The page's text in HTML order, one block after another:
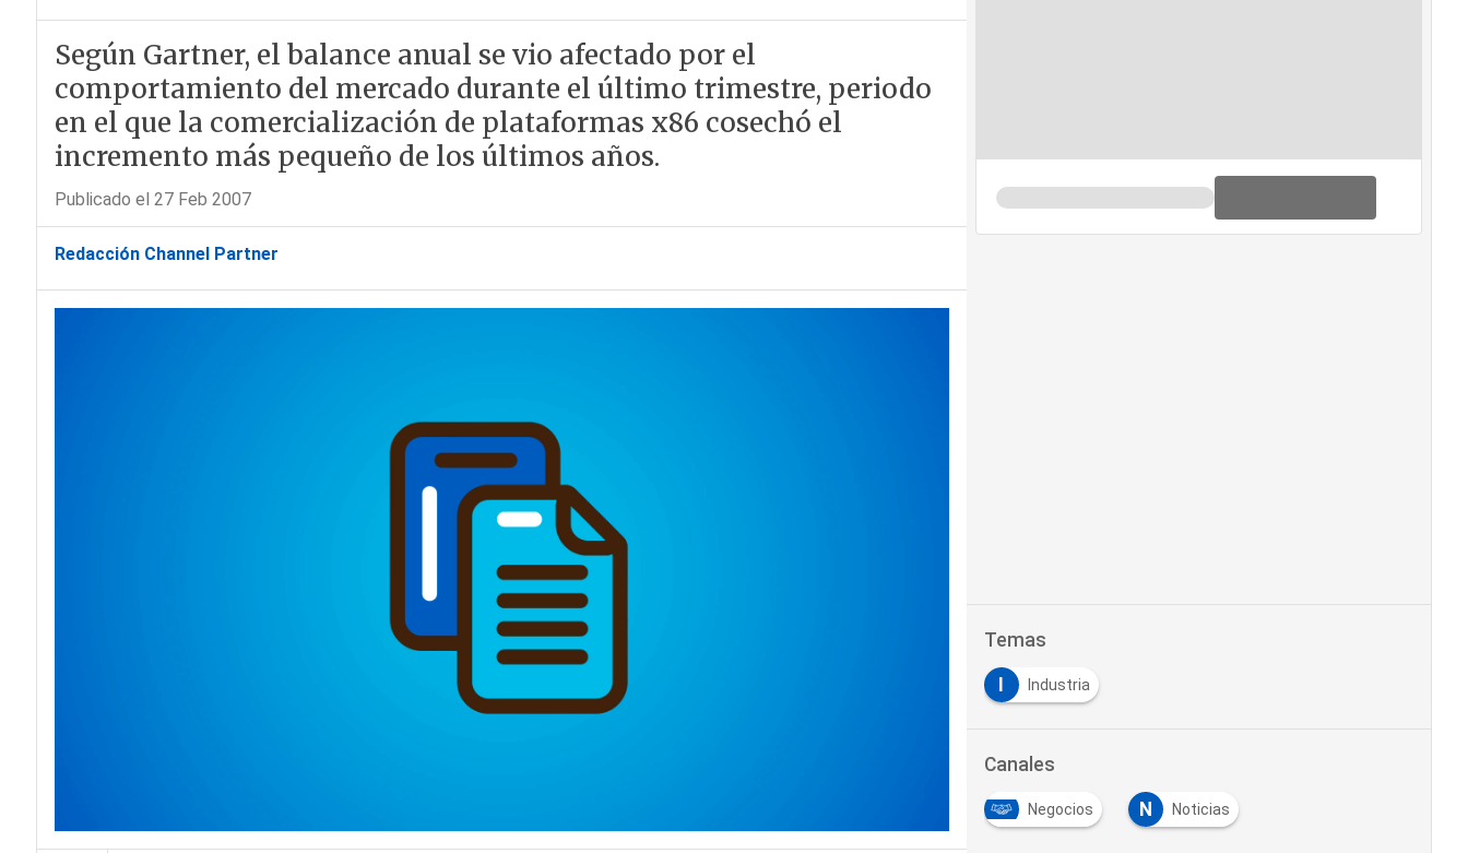
Según Gartner, el balance anual se vio afectado por el
comportamiento del mercado durante el último trimestre, periodo
en el que la comercialización de plataformas x86 cosechó el
incremento más pequeño de los últimos años.
Publicado el 27 Feb 2007
Redacción Channel Partner
Temas
Industria
Canales
Negocios N Noticias